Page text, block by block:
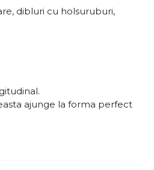
dibluri cu holsuruburi,
ajunge la forma perfect